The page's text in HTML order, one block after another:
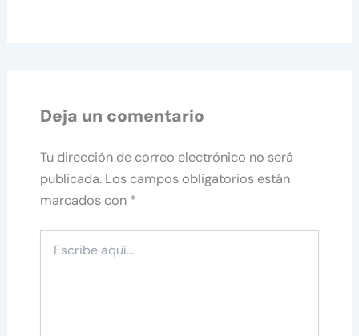
Deja un comentario
Tu dirección de correo electrónico no será
publicada. Los campos obligatorios están
marcados con *
aquí...